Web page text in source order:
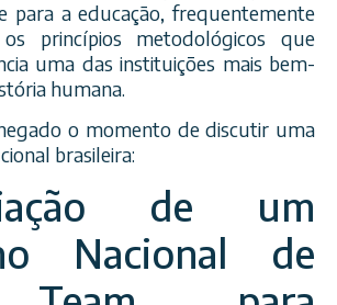
para a educação, frequentemente
os princípios metodológicos que
uma das instituições mais bem-
humana.
o momento de discutir uma
brasileira:
de um
Nacional de